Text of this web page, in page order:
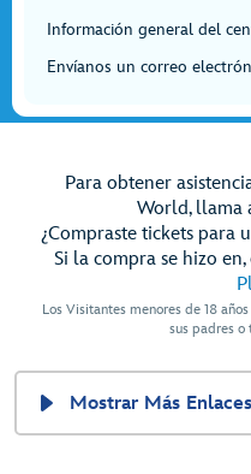
Información general del
Envíanos un correo
Para obtener
World, llama
¿Compraste tickets para
Si la compra se hizo en,
Los Visitantes menores de 18
sus padres
Mostrar Más Enlaces